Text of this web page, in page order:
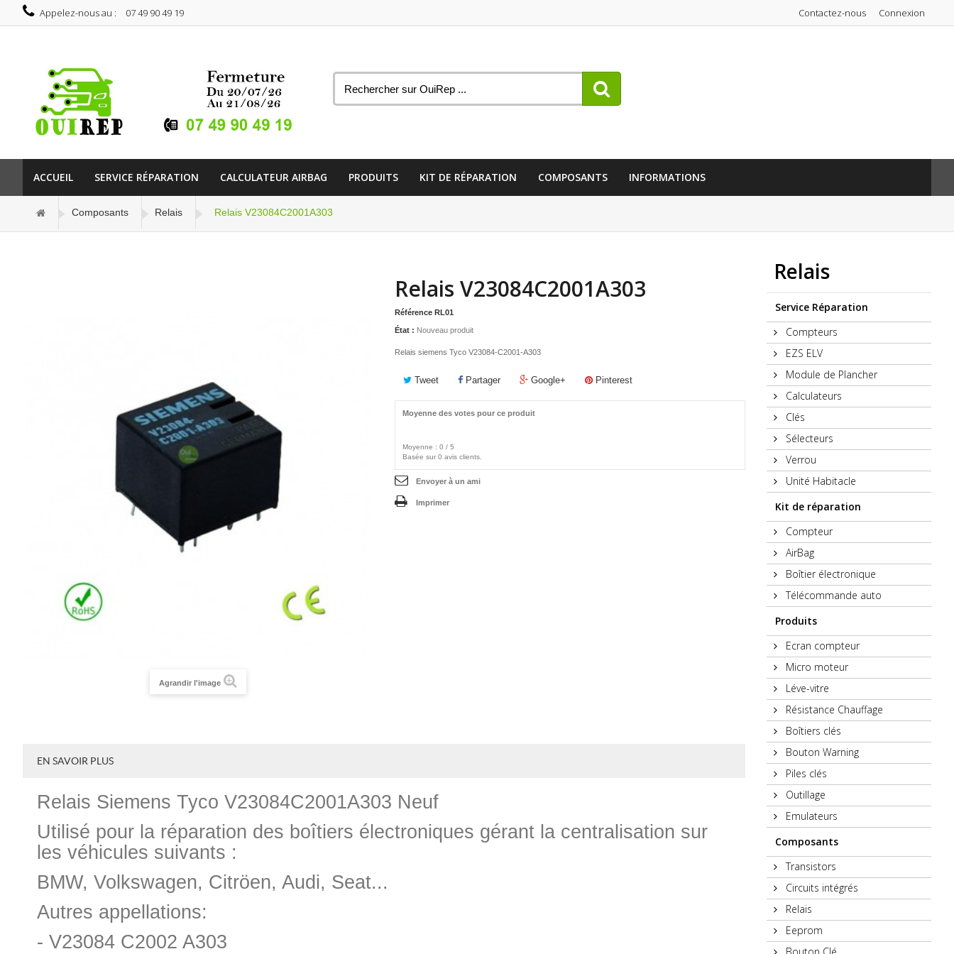
Connexion
Contactez-nous
Appelez-nous au : 07 49 90 49 19
ACCUEIL SERVICE RÉPARATION CALCULATEUR AIRBAG PRODUITS KIT DE RÉPARATION COMPOSANTS INFORMATIONS
Composants Relais Relais V23084C2001A303
Agrandir l'image
Relais V23084C2001A303
Référence RL01
État : Nouveau produit
Relais siemens Tyco V23084-C2001-A303
Tweet Partager Google+ Pinterest
Moyenne des votes pour ce produit
Moyenne : 0 / 5
Basée sur 0 avis clients.
Envoyer à un ami
Imprimer
EN SAVOIR PLUS
Relais Siemens Tyco V23084C2001A303 Neuf
Utilisé pour la réparation des boîtiers électroniques gérant la centralisation sur
les véhicules suivants :
BMW, Volkswagen, Citröen, Audi, Seat...
Autres appellations:
- V23084 C2002 A303
Relais
Service Réparation
Compteurs
EZS ELV
Module de Plancher
Calculateurs
Clés
Sélecteurs
Verrou
Unité Habitacle
Kit de réparation
Compteur
AirBag
Boîtier électronique
Télécommande auto
Produits
Ecran compteur
Micro moteur
Léve-vitre
Résistance Chauffage
Boîtiers clés
Bouton Warning
Piles clés
Outillage
Emulateurs
Composants
Transistors
Circuits intégrés
Relais
Eeprom
Bouton Clé